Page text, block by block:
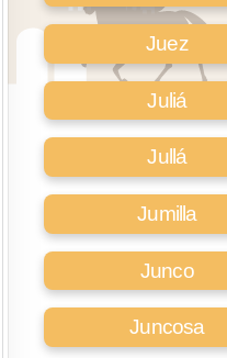
Juez
Juliá
Jullá
Jumilla
Junco
Juncosa